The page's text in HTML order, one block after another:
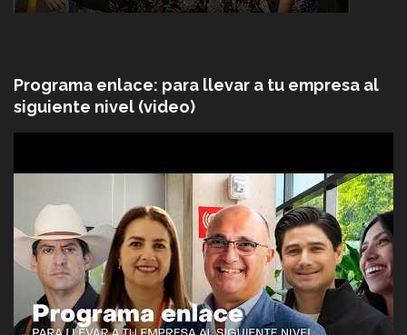
Programa enlace: para llevar a tu empresa al
siguiente nivel (video)